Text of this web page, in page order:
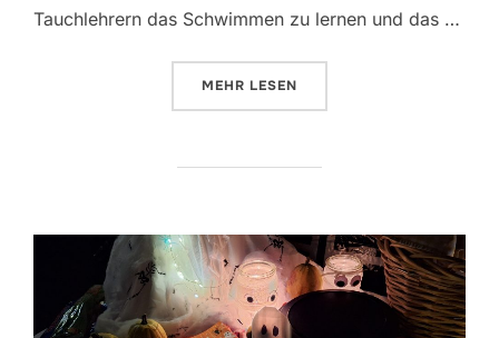
Tauchlehrern das Schwimmen zu lernen und das …
MEHR ÜBER „KINDERSCHWIMMKURS
LESEN